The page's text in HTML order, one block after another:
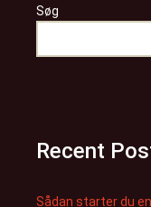
Søg
Recent
Sådan starter du